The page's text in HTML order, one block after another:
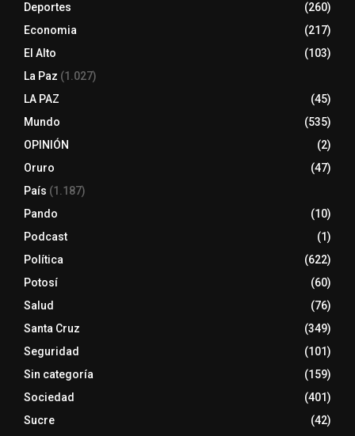
Deportes
(260)
Economia
(217)
El Alto
(103)
La Paz (1.027)
LA PAZ
(45)
Mundo
(535)
OPINIÓN
(2)
Oruro
(47)
País (1.187)
Pando
(10)
Podcast
(1)
Política
(622)
Potosí
(60)
Salud
(76)
Santa Cruz
(349)
Seguridad
(101)
Sin categoría
(159)
Sociedad
(401)
Sucre
(42)